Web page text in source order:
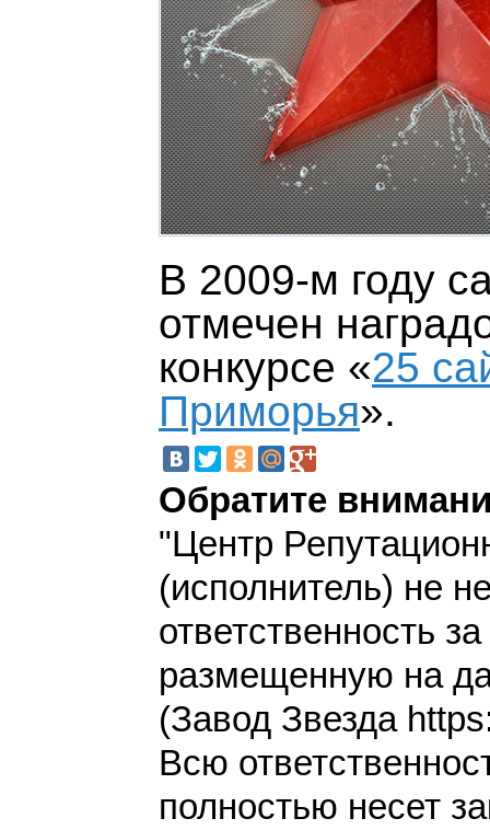
В 2009-м году
отмечен
конкурсе «25
Приморья».
Обратите
"Центр
(исполнитель) не
ответственность
размещенную на
(Завод Звезда
Всю
полностью несет